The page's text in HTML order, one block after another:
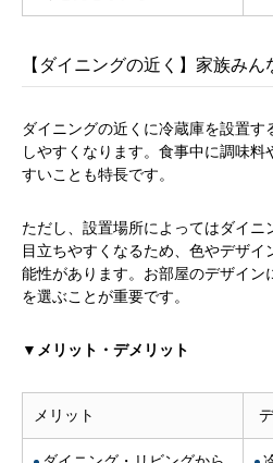
【ダイニングの近く】家族み
ダイニングの近くに冷蔵庫を設置す
しやすくなります。食事中に調味
すいことも特長です。
ただし、設置場所によってはダイ
目立ちやすくなるため、色やデザ
能性があります。お部屋のデザイン
を選ぶことが重要です。
▼メリット・デメリット
メリット